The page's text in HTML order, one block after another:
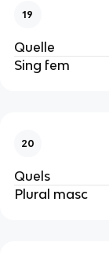
19
Quelle
Sing fem
20
Quels
Plural masc